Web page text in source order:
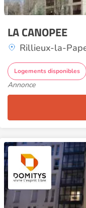
LA CANOPEE
Rillieux-la-
Logements disponibles
Annonce